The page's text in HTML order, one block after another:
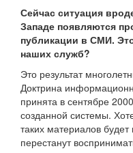
Сейчас ситуация
Западе появляются
публикации в СМИ.
наших служб?
Это результат
Доктрина
принята в сентябре
созданной системы.
таких материалов
перестанут